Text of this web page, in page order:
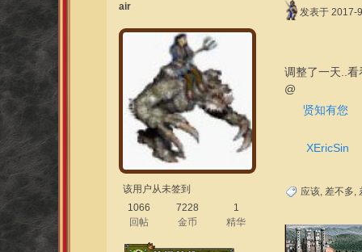
air
该用户从未签到
1066
回帖
7228
金币
1
精华
发表于 2017-
调整了一天..
@
贤知有您
XEricSin
应该, 差不多,